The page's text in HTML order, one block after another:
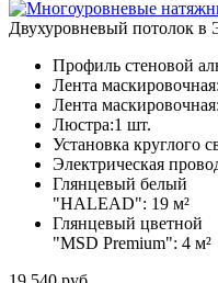
Двухуровневый потолок в
Профиль стеновой
Лента маскировочная:
Лента маскировочная:
Люстра:1 шт.
Установка круглого
Электрическая
Глянцевый белый
"HALEAD": 19 м²
Глянцевый цветной
"MSD Premium": 4 м²